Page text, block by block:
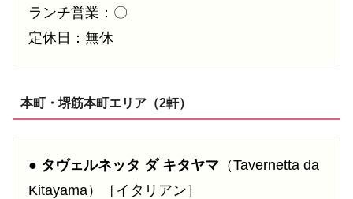
ランチ営業：〇
定休日：無休
本町・堺筋本町エリア（2軒）
● タヴェルネッタ ダ キタヤマ （Tavernetta da
Kitayama）［イタリアン］